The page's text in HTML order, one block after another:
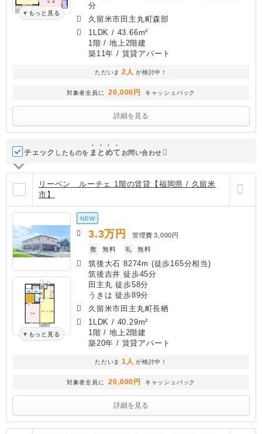
もっと見る
分
久留米市田主丸町森部
1LDK / 43.66m²
1階 / 地上2階建
築11年 / 賃貸アパート
ただいま 2人 が検討中！
対象者全員に 20,000円 キャッシュバック
詳細を見る
チェック したものを ま と めて お問い合わせ
リーベン ルーチェ 1階の賃貸【福岡県 / 久留米
市】
もっと見る
NEW
3.3万円 管理費 3,000円
敷
無料 礼 無料
筑後大石 8274m (徒歩165分相当)
筑後吉井 徒歩45分
田主丸 徒歩58分
うきは 徒歩89分
久留米市田主丸町長栖
1LDK / 40.29m²
1階 / 地上2階建
築20年 / 賃貸アパート
ただいま 1人 が検討中！
対象者全員に 20,000円 キャッシュバック
詳細を見る